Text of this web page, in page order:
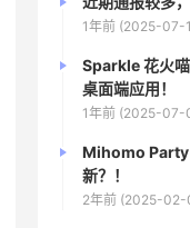
1年前 (2025-07-
Sparkle 花火
桌面端应用！
1年前 (2025-07-
Mihomo Party
新？！
2年前 (2025-02-